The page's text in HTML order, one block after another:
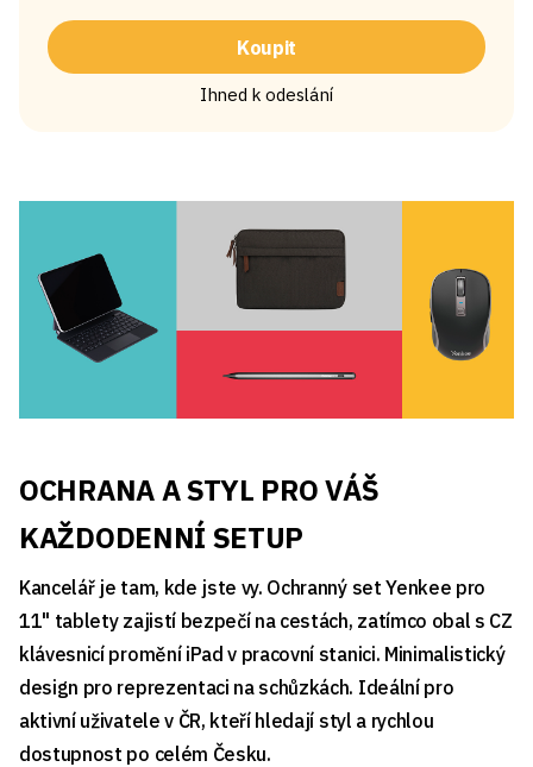
Koupit
Ihned k odeslání
OCHRANA A STYL PRO VÁŠ
KAŽDODENNÍ SETUP
Kancelář je tam, kde jste vy. Ochranný set Yenkee pro
11" tablety zajistí bezpečí na cestách, zatímco obal s CZ
klávesnicí promění iPad v pracovní stanici. Minimalistický
design pro reprezentaci na schůzkách. Ideální pro
aktivní uživatele v ČR, kteří hledají styl a rychlou
dostupnost po celém Česku.